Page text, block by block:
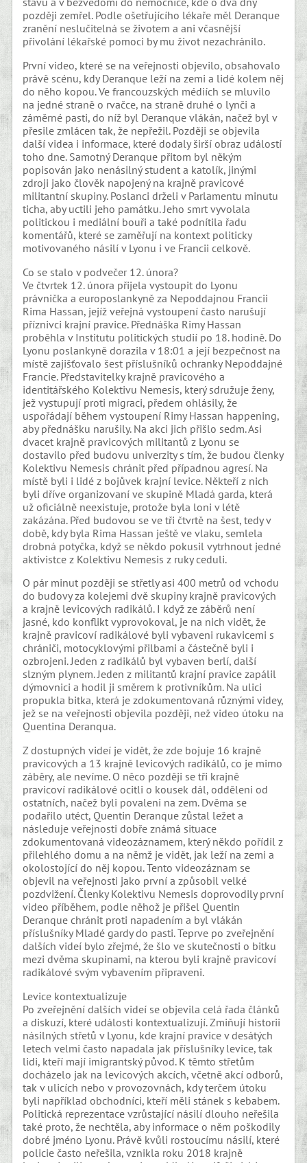
později zemřel. Podle ošetřujícího lékaře měl Deranque
zranění neslučitelná se životem a ani včasnější
přivolání lékařské pomoci by mu život nezachránilo.
První video, které se na veřejnosti objevilo, obsahovalo
právě scénu, kdy Deranque leží na zemi a lidé kolem něj
do něho kopou. Ve francouzských médiích se mluvilo
na jedné straně o rvačce, na straně druhé o lynči a
záměrné pasti, do níž byl Deranque vlákán, načež byl v
přesile zmlácen tak, že nepřežil. Později se objevila
další videa i informace, které dodaly širší obraz událostí
toho dne. Samotný Deranque přitom byl někým
popisován jako nenásilný student a katolík, jinými
zdroji jako člověk napojený na krajně pravicové
militantní skupiny. Poslanci drželi v Parlamentu minutu
ticha, aby uctili jeho památku. Jeho smrt vyvolala
politickou i mediální bouři a také podnítila řadu
komentářů, které se zaměřují na kontext politicky
motivovaného násilí v Lyonu i ve Francii celkově.
Co se stalo v podvečer 12. února?
Ve čtvrtek 12. února přijela vystoupit do Lyonu
právnička a europoslankyně za Nepoddajnou Francii
Rima Hassan, jejíž veřejná vystoupení často narušují
příznivci krajní pravice. Přednáška Rimy Hassan
proběhla v Institutu politických studií po 18. hodině. Do
Lyonu poslankyně dorazila v 18:01 a její bezpečnost na
místě zajišťovalo šest příslušníků ochranky Nepoddajné
Francie. Představitelky krajně pravicového a
identitářského Kolektivu Nemesis, který sdružuje ženy,
jež vystupují proti migraci, předem ohlásily, že
uspořádají během vystoupení Rimy Hassan happening,
aby přednášku narušily. Na akci jich přišlo sedm. Asi
dvacet krajně pravicových militantů z Lyonu se
dostavilo před budovu univerzity s tím, že budou členky
Kolektivu Nemesis chránit před případnou agresí. Na
místě byli i lidé z bojůvek krajní levice. Někteří z nich
byli dříve organizovaní ve skupině Mladá garda, která
už oficiálně neexistuje, protože byla loni v létě
zakázána. Před budovou se ve tři čtvrtě na šest, tedy v
době, kdy byla Rima Hassan ještě ve vlaku, semlela
drobná potyčka, když se někdo pokusil vytrhnout jedné
aktivistce z Kolektivu Nemesis z ruky ceduli.
O pár minut později se střetly asi 400 metrů od vchodu
do budovy za kolejemi dvě skupiny krajně pravicových
a krajně levicových radikálů. I když ze záběrů není
jasné, kdo konflikt vyprovokoval, je na nich vidět, že
krajně pravicoví radikálové byli vybaveni rukavicemi s
chrániči, motocyklovými přilbami a částečně byli i
ozbrojeni. Jeden z radikálů byl vybaven berlí, další
slzným plynem. Jeden z militantů krajní pravice zapálil
dýmovnici a hodil ji směrem k protivníkům. Na ulici
propukla bitka, která je zdokumentovaná různými videy,
jež se na veřejnosti objevila později, než video útoku na
Quentina Deranqua.
Z dostupných videí je vidět, že zde bojuje 16 krajně
pravicových a 13 krajně levicových radikálů, co je mimo
záběry, ale nevíme. O něco později se tři krajně
pravicoví radikálové ocitli o kousek dál, odděleni od
ostatních, načež byli povaleni na zem. Dvěma se
podařilo utéct, Quentin Deranque zůstal ležet a
následuje veřejnosti dobře známá situace
zdokumentovaná videozáznamem, který někdo pořídil z
přilehlého domu a na němž je vidět, jak leží na zemi a
okolostojící do něj kopou. Tento videozáznam se
objevil na veřejnosti jako první a způsobil velké
pozdvižení. Členky Kolektivu Nemesis doprovodily první
video příběhem, podle něhož je přišel Quentin
Deranque chránit proti napadením a byl vlákán
příslušníky Mladé gardy do pasti. Teprve po zveřejnění
dalších videí bylo zřejmé, že šlo ve skutečnosti o bitku
mezi dvěma skupinami, na kterou byli krajně pravicoví
radikálové svým vybavením připraveni.
Levice kontextualizuje
Po zveřejnění dalších videí se objevila celá řada článků
a diskuzí, které události kontextualizují. Zmiňují historii
násilných střetů v Lyonu, kde krajní pravice v desátých
letech velmi často napadala jak příslušníky levice, tak
lidi, kteří mají imigrantský původ. K těmto střetům
docházelo jak na levicových akcích, včetně akcí odborů,
tak v ulicích nebo v provozovnách, kdy terčem útoku
byli například obchodníci, kteří měli stánek s kebabem.
Politická reprezentace vzrůstající násilí dlouho neřešila
také proto, že nechtěla, aby informace o něm poškodily
dobré jméno Lyonu. Právě kvůli rostoucímu násilí, které
policie často neřešila, vznikla roku 2018 krajně